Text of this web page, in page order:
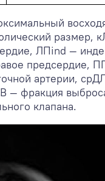
размер,
ЛПind —
предсердие,
артерии,
— фракция
клапана.